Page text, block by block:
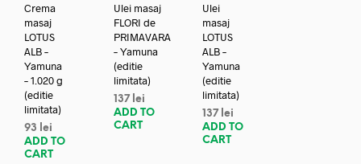
Crema
masaj
LOTUS
ALB –
Yamuna
– 1.020 g
(editie
limitata)
93
lei
ADD TO
CART
Ulei masaj
FLORI de
PRIMAVARA
– Yamuna
(editie
limitata)
137 lei
ADD TO
CART
Ulei
masaj
LOTUS
ALB –
Yamuna
(editie
limitata)
137 lei
ADD TO
CART